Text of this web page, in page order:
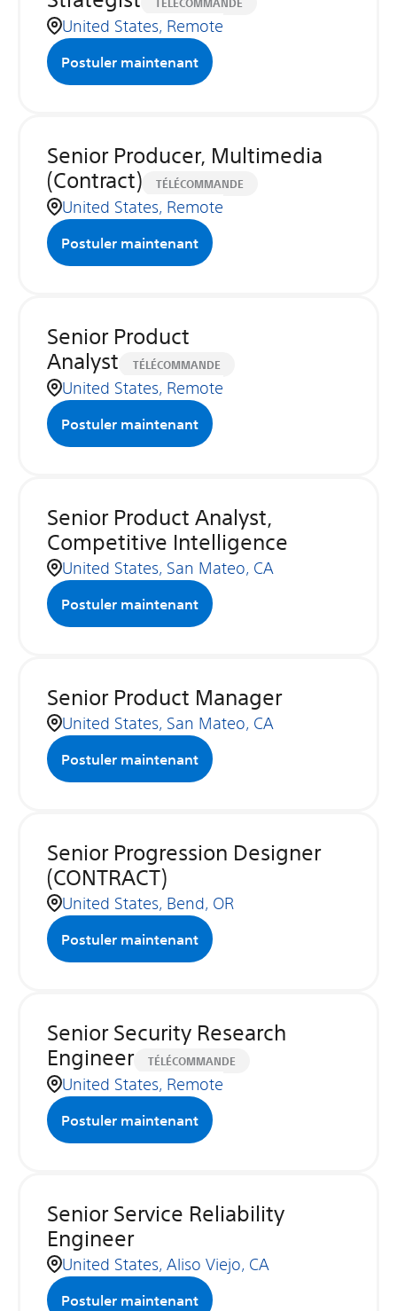
TÉLÉCOMMANDE
United States, Remote
Postuler maintenant
Senior Producer, Multimedia
(Contract)
TÉLÉCOMMANDE
United States, Remote
Postuler maintenant
Senior Product
Analyst
TÉLÉCOMMANDE
United States, Remote
Postuler maintenant
Senior Product Analyst,
Competitive Intelligence
United States, San Mateo, CA
Postuler maintenant
Senior Product Manager
United States, San Mateo, CA
Postuler maintenant
Senior Progression Designer
(CONTRACT)
United States, Bend, OR
Postuler maintenant
Senior Security Research
Engineer
TÉLÉCOMMANDE
United States, Remote
Postuler maintenant
Senior Service Reliability
Engineer
United States, Aliso Viejo, CA
Postuler maintenant